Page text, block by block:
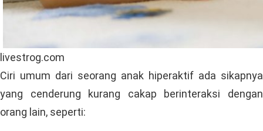
livestrog.com
Ciri umum dari seorang anak hiperaktif ada sikapnya
yang cenderung kurang cakap berinteraksi dengan
orang lain, seperti: